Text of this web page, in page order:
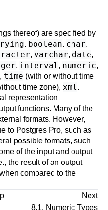
thereof) are specified by
, boolean, char,
, varchar, date,
, interval, numeric,
, time (with or without time
time zone), xml.
representation
functions. Many of the
formats. However,
to Postgres Pro, such as
possible formats, such
of the input and output
the result of an output
compared to the
Next
8.1. Numeric Types